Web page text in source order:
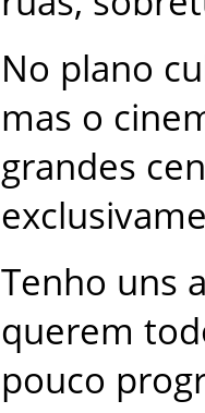
No plano
mas o
grandes
Tenho uns
querem
pouco